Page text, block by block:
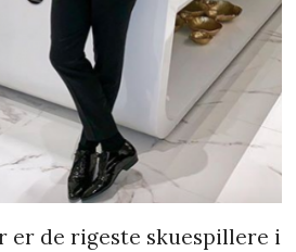
er de rigeste skuespillere i